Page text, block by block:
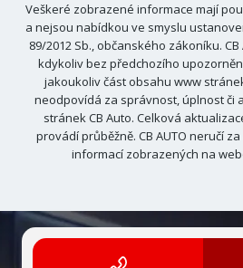
Veškeré zobrazené informace mají
a nejsou nabídkou ve smyslu
89/2012 Sb., občanského zákoníku.
kdykoliv bez předchozího
jakoukoliv část obsahu www
neodpovídá za správnost, úplnost či
stránek CB Auto. Celková
provádí průběžně. CB AUTO neručí
informací zobrazených na